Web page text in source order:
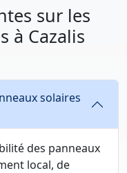
sur les
à Cazalis
solaires
des panneaux
local, de